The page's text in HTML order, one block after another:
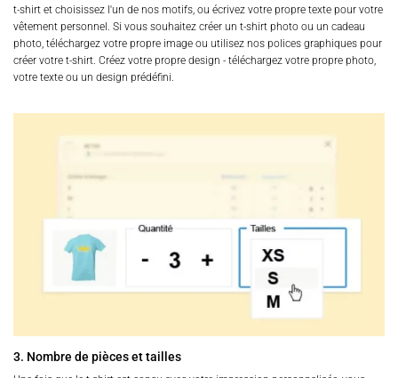
t-shirt et choisissez l'un de nos motifs, ou écrivez votre propre texte pour votre
vêtement personnel. Si vous souhaitez créer un t-shirt photo ou un cadeau
photo, téléchargez votre propre image ou utilisez nos polices graphiques pour
créer votre t-shirt. Créez votre propre design - téléchargez votre propre photo,
votre texte ou un design prédéfini.
3. Nombre de pièces et tailles